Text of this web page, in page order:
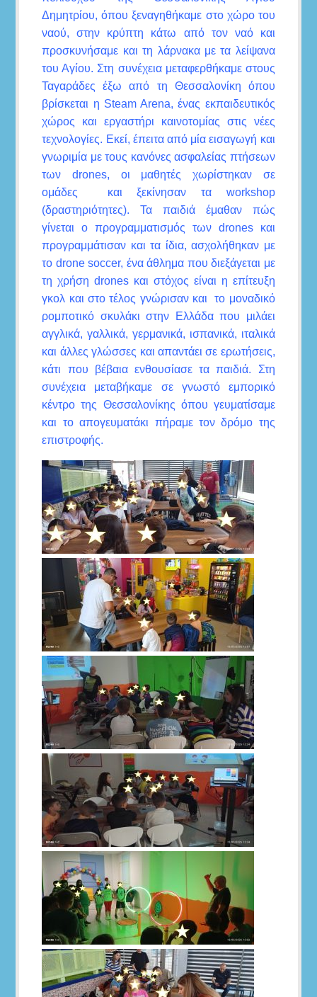
Δημητρίου, όπου ξεναγηθήκαμε στο χώρο του
ναού, στην κρύπτη κάτω από τον ναό και
προσκυνήσαμε και τη λάρνακα με τα λείψανα
του Αγίου. Στη συνέχεια μεταφερθήκαμε στους
Ταγαράδες έξω από τη Θεσσαλονίκη όπου
βρίσκεται η Steam Arena, ένας εκπαιδευτικός
χώρος και εργαστήρι καινοτομίας στις νέες
τεχνολογίες. Εκεί, έπειτα από μία εισαγωγή και
γνωριμία με τους κανόνες ασφαλείας πτήσεων
των drones, οι μαθητές χωρίστηκαν σε
ομάδες και ξεκίνησαν τα workshop
(δραστηριότητες). Τα παιδιά έμαθαν πώς
γίνεται ο προγραμματισμός των drones και
προγραμμάτισαν και τα ίδια, ασχολήθηκαν με
το drone soccer, ένα άθλημα που διεξάγεται με
τη χρήση drones και στόχος είναι η επίτευξη
γκολ και στο τέλος γνώρισαν και το μοναδικό
ρομποτικό σκυλάκι στην Ελλάδα που μιλάει
αγγλικά, γαλλικά, γερμανικά, ισπανικά, ιταλικά
και άλλες γλώσσες και απαντάει σε ερωτήσεις,
κάτι που βέβαια ενθουσίασε τα παιδιά. Στη
συνέχεια μεταβήκαμε σε γνωστό εμπορικό
κέντρο της Θεσσαλονίκης όπου γευματίσαμε
και το απογευματάκι πήραμε τον δρόμο της
επιστροφής.